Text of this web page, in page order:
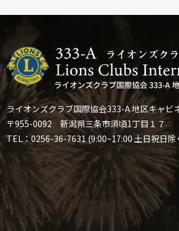
ライオンズクラブ国際協会333-A 地区キャビ
〒955-0092 新潟県三条市須頃1丁目１７
TEL：0256-36-7631 (9:00~17:00 土日祝日除